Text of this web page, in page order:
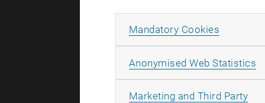
bei einem
knüpfen.
Mandatory Cookies
Anonymised Web Statistics
Marketing and Third Party